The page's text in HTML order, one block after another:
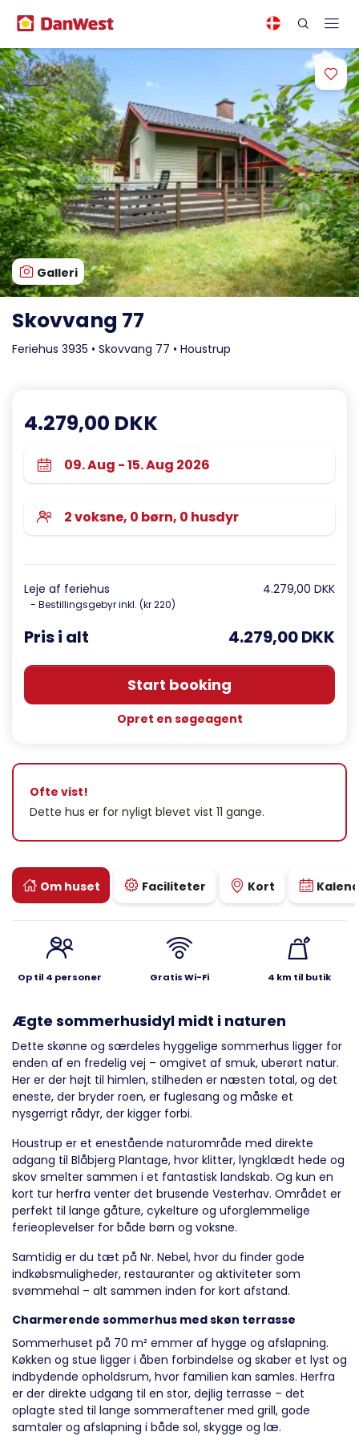
Galleri
Skovvang 77
Feriehus 3935 • Skovvang 77 • Houstrup
Om huset Faciliteter Kort
Op til 4 personer Gratis Wi-Fi 4 km til butik
Ægte sommerhusidyl midt i naturen
Dette skønne og særdeles hyggelige sommerhus ligger for
enden af en fredelig vej – omgivet af smuk, uberørt natur.
Her er der højt til himlen, stilheden er næsten total, og det
eneste, der bryder roen, er fuglesang og måske et
nysgerrigt rådyr, der kigger forbi.
Houstrup er et enestående naturområde med direkte
adgang til Blåbjerg Plantage, hvor klitter, lyngklædt hede og
skov smelter sammen i et fantastisk landskab. Og kun en
kort tur herfra venter det brusende Vesterhav. Området er
perfekt til lange gåture, cykelture og uforglemmelige
ferieoplevelser for både børn og voksne.
Samtidig er du tæt på Nr. Nebel, hvor du finder gode
indkøbsmuligheder, restauranter og aktiviteter som
svømmehal – alt sammen inden for kort afstand.
Charmerende sommerhus med skøn terrasse
Sommerhuset på 70 m² emmer af hygge og afslapning.
Køkken og stue ligger i åben forbindelse og skaber et lyst og
indbydende opholdsrum, hvor familien kan samles. Herfra
er der direkte udgang til en stor, dejlig terrasse – det
oplagte sted til lange sommeraftener med grill, gode
samtaler og afslapning i både sol, skygge og læ.
4.279,00 DKK
Leje af feriehus
- Bestillingsgebyr inkl. (kr 220)
4.279,00 DKK
Pris i alt 4.279,00 DKK
Start booking
Opret en søgeagent
Ofte vist!
Dette hus er for nyligt blevet vist 11 gange.